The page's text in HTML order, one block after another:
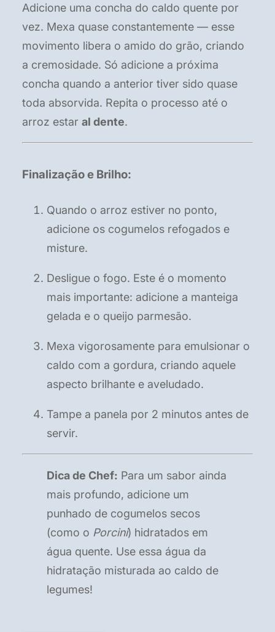
Adicione uma concha do caldo quente por
vez. Mexa quase constantemente — esse
movimento libera o amido do grão, criando
a cremosidade. Só adicione a próxima
concha quando a anterior tiver sido quase
toda absorvida. Repita o processo até o
arroz estar al dente.
Finalização e Brilho:
Quando o arroz estiver no ponto,
adicione os cogumelos refogados e
misture.
Desligue o fogo. Este é o momento
mais importante: adicione a manteiga
gelada e o queijo parmesão.
Mexa vigorosamente para emulsionar o
caldo com a gordura, criando aquele
aspecto brilhante e aveludado.
Tampe a panela por 2 minutos antes de
servir.
Dica de Chef: Para um sabor ainda
mais profundo, adicione um
punhado de cogumelos secos
(como o Porcini) hidratados em
água quente. Use essa água da
hidratação misturada ao caldo de
legumes!